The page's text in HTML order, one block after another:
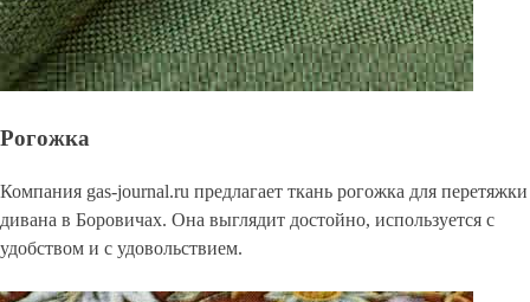
Рогожка
Компания gas-journal.ru предлагает ткань рогожка для перетяжки
дивана в Боровичах. Она выглядит достойно, используется с
удобством и с удовольствием.